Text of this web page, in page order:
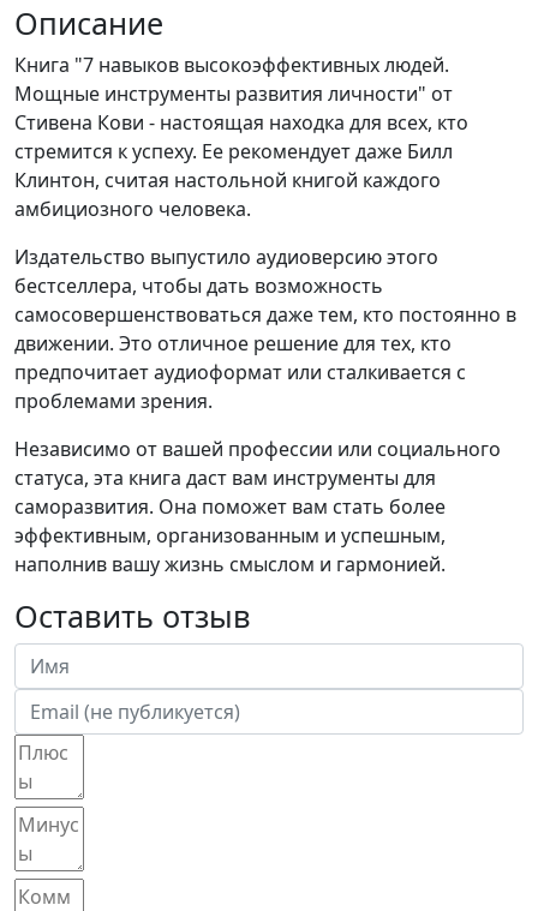
Описание
Книга "7 навыков высокоэффективных людей.
Мощные инструменты развития личности" от
Стивена Кови - настоящая находка для всех, кто
стремится к успеху. Ее рекомендует даже Билл
Клинтон, считая настольной книгой каждого
амбициозного человека.
Издательство выпустило аудиоверсию этого
бестселлера, чтобы дать возможность
самосовершенствоваться даже тем, кто постоянно в
движении. Это отличное решение для тех, кто
предпочитает аудиоформат или сталкивается с
проблемами зрения.
Независимо от вашей профессии или социального
статуса, эта книга даст вам инструменты для
саморазвития. Она поможет вам стать более
эффективным, организованным и успешным,
наполнив вашу жизнь смыслом и гармонией.
Оставить отзыв